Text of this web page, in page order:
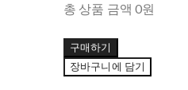
총 상품 금액 0원
구매하기
장바구니에 담기